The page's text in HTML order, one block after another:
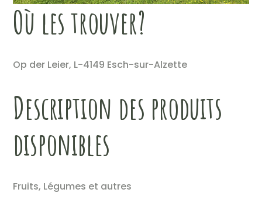
Où les trouver?
Op der Leier, L-4149 Esch-sur-Alzette
Description des produits
disponibles
Fruits, Légumes et autres